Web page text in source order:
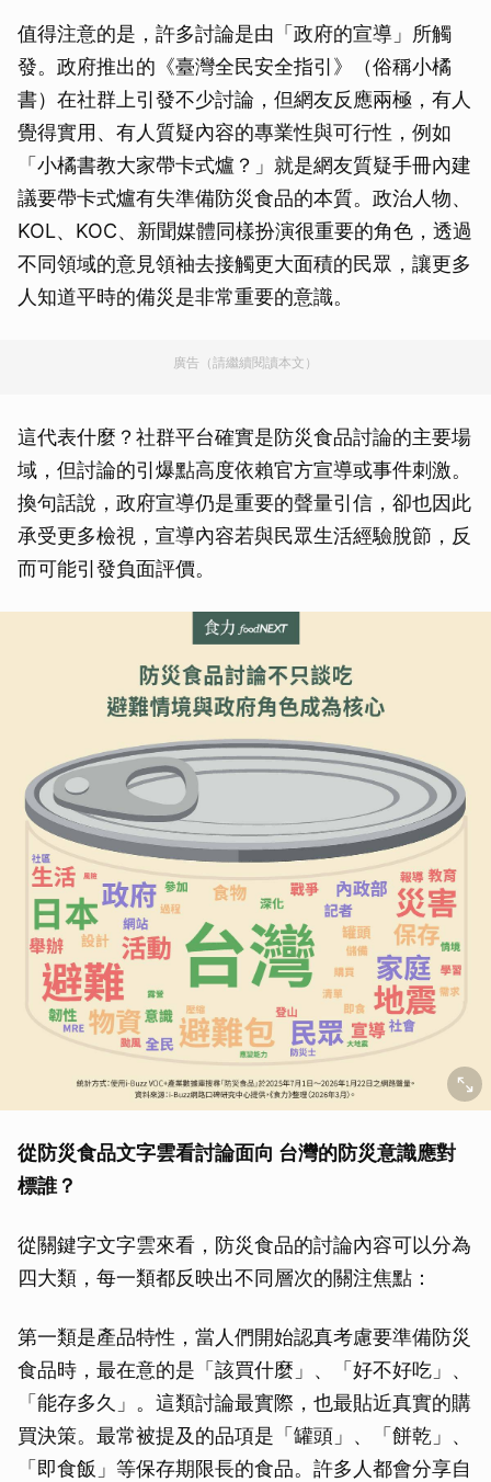
值得注意的是，許多討論是由「政府的宣導」所觸
發。政府推出的《臺灣全民安全指引》（俗稱小橘
書）在社群上引發不少討論，但網友反應兩極，有人
覺得實用、有人質疑內容的專業性與可行性，例如
「小橘書教大家帶卡式爐？」就是網友質疑手冊內建
議要帶卡式爐有失準備防災食品的本質。政治人物、
KOL、KOC、新聞媒體同樣扮演很重要的角色，透過
不同領域的意見領袖去接觸更大面積的民眾，讓更多
人知道平時的備災是非常重要的意識。
廣告（請繼續閱讀本文）
這代表什麼？社群平台確實是防災食品討論的主要場
域，但討論的引爆點高度依賴官方宣導或事件刺激。
換句話說，政府宣導仍是重要的聲量引信，卻也因此
承受更多檢視，宣導內容若與民眾生活經驗脫節，反
而可能引發負面評價。
從防災食品文字雲看討論面向 台灣的防災意識應對
標誰？
從關鍵字文字雲來看，防災食品的討論內容可以分為
四大類，每一類都反映出不同層次的關注焦點：
第一類是產品特性，當人們開始認真考慮要準備防災
食品時，最在意的是「該買什麼」、「好不好吃」、
「能存多久」。這類討論最實際，也最貼近真實的購
買決策。最常被提及的品項是「罐頭」、「餅乾」、
「即食飯」等保存期限長的食品。許多人都會分享自